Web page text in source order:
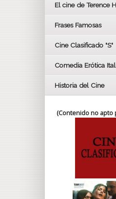
BAFTA
El cine de Terence
Frases Famosas
Cine Clasificado "S"
Comedia Erótica
Historia del Cine
(Contenido no apto